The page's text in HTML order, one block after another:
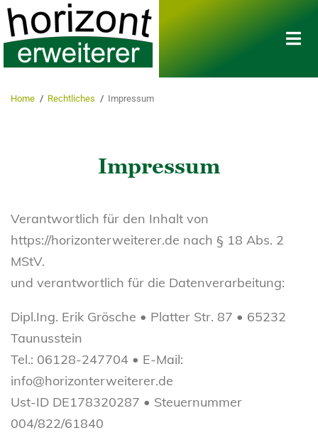
Home / Rechtliches / Impressum
Impressum
Verantwortlich für den Inhalt von
https://horizonterweiterer.de nach § 18 Abs. 2
MStV.
und verantwortlich für die Datenverarbeitung:
Dipl.Ing. Erik Grösche • Platter Str. 87 • 65232
Taunusstein
Tel.: 06128-247704 • E-Mail:
info@horizonterweiterer.de
Ust-ID DE178320287 • Steuernummer
004/822/61840